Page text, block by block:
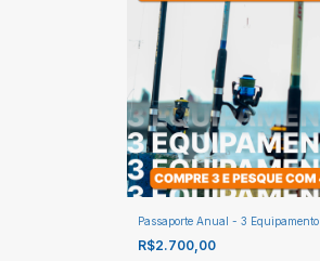
Passaporte Anual - 3 Equipamento
R$2.700,00